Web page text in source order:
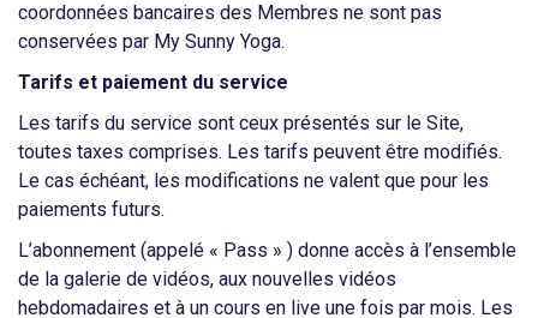
coordonnées bancaires des Membres ne sont pas
conservées par My Sunny Yoga.
Tarifs et paiement du service
Les tarifs du service sont ceux présentés sur le Site,
toutes taxes comprises. Les tarifs peuvent être modifiés.
Le cas échéant, les modifications ne valent que pour les
paiements futurs.
L’abonnement (appelé « Pass » ) donne accès à l’ensemble
de la galerie de vidéos, aux nouvelles vidéos
hebdomadaires et à un cours en live une fois par mois. Les